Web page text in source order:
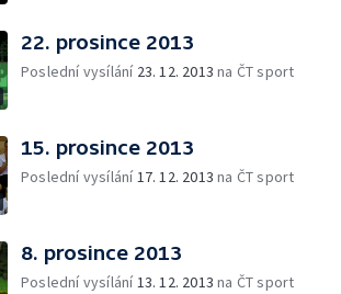
22. prosince 2013
Poslední vysílání 23. 12. 2013 na ČT sport
15. prosince 2013
Poslední vysílání17. 12. 2013 na ČT sport
8. prosince 2013
Poslední vysílání13. 12. 2013 na ČT sport